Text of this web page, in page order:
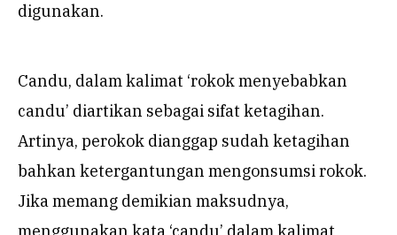
digunakan.
Candu, dalam kalimat ‘rokok menyebabkan
candu’ diartikan sebagai sifat ketagihan.
Artinya, perokok dianggap sudah ketagihan
bahkan ketergantungan mengonsumsi rokok.
Jika memang demikian maksudnya,